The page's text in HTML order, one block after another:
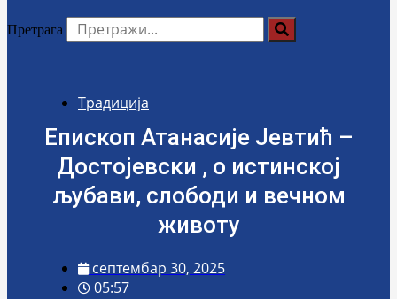
Претрага
Традиција
Епископ Атанасије Јевтић –
Достојевски , о истинској
љубави, слободи и вечном
животу
септембар 30, 2025
05:57